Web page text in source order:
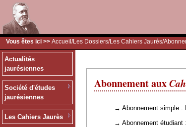
Vous êtes ici >> Accueil /Les Dossiers/Les Cahiers Jaurès/
Actualités
jaurésiennes
Société d'études
jaurésiennes
Les Cahiers Jaurès
Abonnement aux
→ Abonnement simple :
→ Abonnement étudiant :